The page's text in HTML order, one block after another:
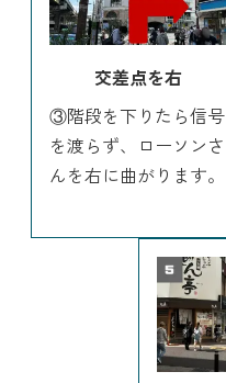
交差点を右
③階段を下りたら信号
を渡らず、ローソンさ
んを右に曲がります。